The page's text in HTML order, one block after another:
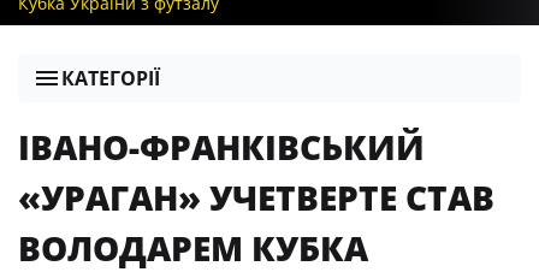
КАТЕГОРІЇ
ІВАНО-ФРАНКІВСЬКИЙ
«УРАГАН» УЧЕТВЕРТЕ СТАВ
ВОЛОДАРЕМ КУБКА